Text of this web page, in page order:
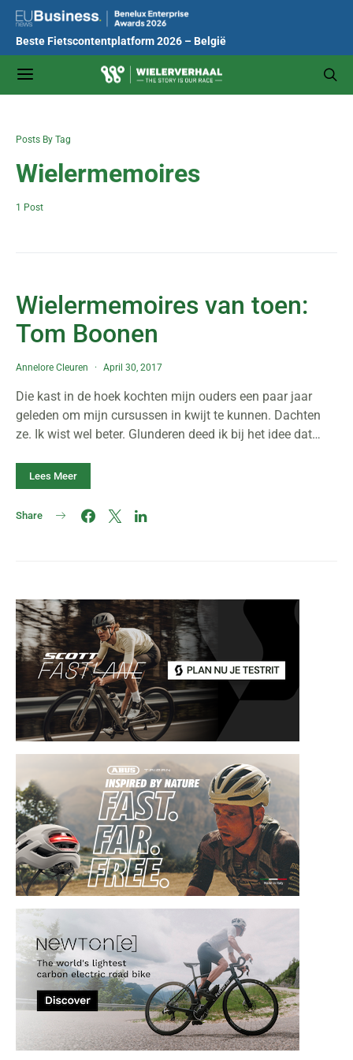
Beste Fietscontentplatform 2026 – België
Posts By Tag
Wielermemoires
1 Post
Wielermemoires van toen:
Tom Boonen
Annelore Cleuren April 30, 2017
Die kast in de hoek kochten mijn ouders een paar jaar
geleden om mijn cursussen in kwijt te kunnen. Dachten
ze. Ik wist wel beter. Glunderen deed ik bij het idee dat…
Lees Meer
Share